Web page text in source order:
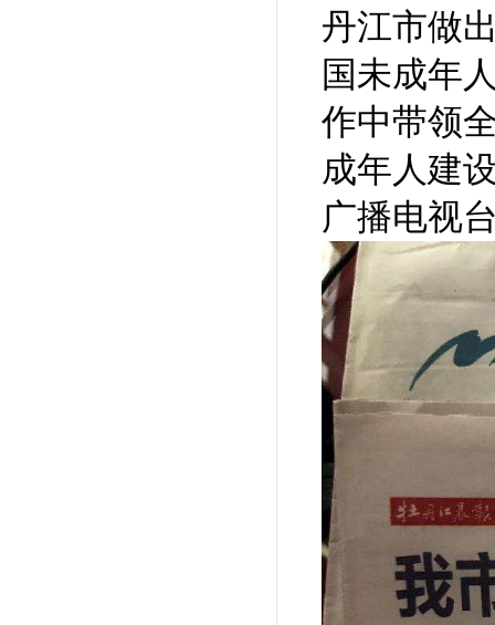
丹江市做
国未成年
作中带领
成年人建
广播电视